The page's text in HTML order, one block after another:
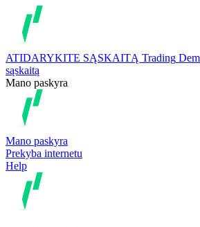
ATIDARYKITE SĄSKAITĄ Trading
sąskaitą
Mano paskyra
Mano paskyra
Prekyba internetu
Help